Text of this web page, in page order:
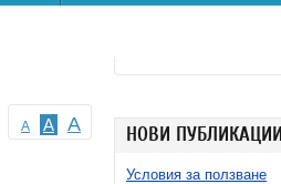
НОВИ ПУБЛИКАЦИИ
Условия за ползване
A A A